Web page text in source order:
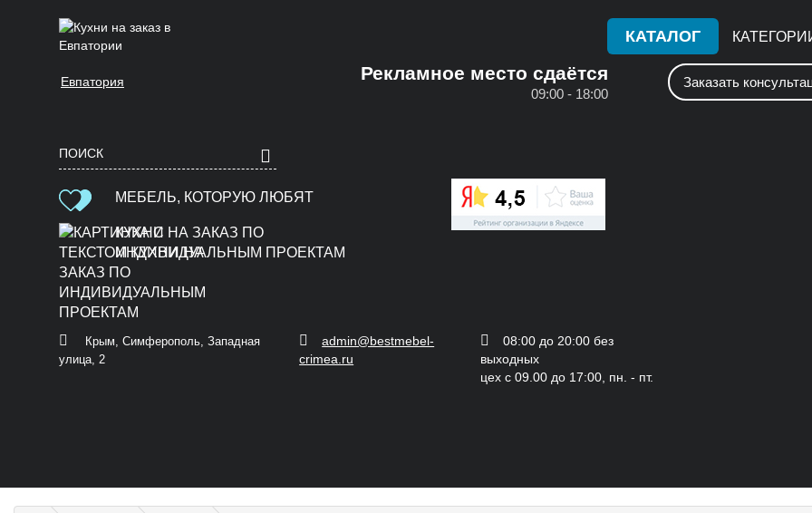
КАТАЛОГ
Рекламное место сдаётся
09:00 - 18:00
Заказать
Евпатория
Алушта
БДжанкой
Евпатория
К
Саки
Ф
МЕБЕЛЬ, КОТОРУЮ ЛЮБЯТ
КУХНИ НА ЗАКАЗ ПО
ИНДИВИДУАЛЬНЫМ ПРОЕКТАМ
Крым, Симферополь, Западная
улица, 2
admin@bestmebel-
crimea.ru
08:00 до 20:00 без
выходных
цех с 09.00 до 17:00, пн. - пт.